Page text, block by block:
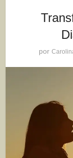
por